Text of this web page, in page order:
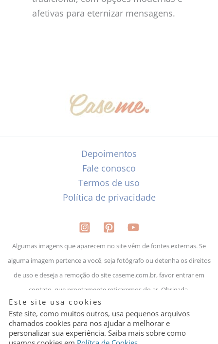
afetivas para eternizar mensagens.
Depoimentos
Fale conosco
Termos de uso
Política de privacidade
Algumas imagens que aparecem no site vêm de fontes externas. Se
alguma imagem pertence a você, seja fotógrafo ou detenha os direitos
de uso e deseja a remoção do site caseme.com.br, favor entrar em
contato, que prontamente retiraremos do ar. Obrigada.
Lejour Presentes LTDA | CNPJ: 29.009.8111/0001-35
Este site usa cookies
Este site, como muitos outros, usa pequenos arquivos
chamados cookies para nos ajudar a melhorar e
personalizar sua experiência. Saiba mais sobre como
Cookie